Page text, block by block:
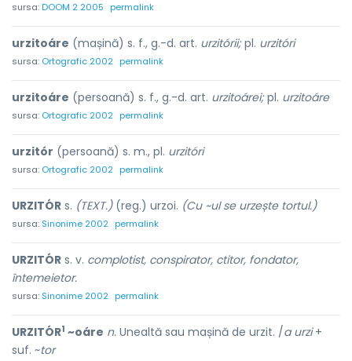
sursa:DOOM 2 2005 permalink
urzitoáre (mașină) s. f., g.-d. art. urzitórii;pl. urzitóri
sursa: Ortografic 2002 permalink
urzitoáre (persoană) s. f., g.-d. art. urzitoárei;pl. urzitoáre
sursa: Ortografic 2002 permalink
urzitór (persoană) s. m., pl. urzitóri
sursa: Ortografic 2002 permalink
URZITÓR s. (TEXT.)(reg.) urzoi. (Cu ~ul se urzește tortul.)
sursa: Sinonime 2002 permalink
URZITÓR s. v. complotist, conspirator, ctitor, fondator,
întemeietor.
sursa: Sinonime 2002 permalink
URZITÓR1 ~oáre n. Unealtă sau mașină de urzit. /a urzi+
suf. ~tor